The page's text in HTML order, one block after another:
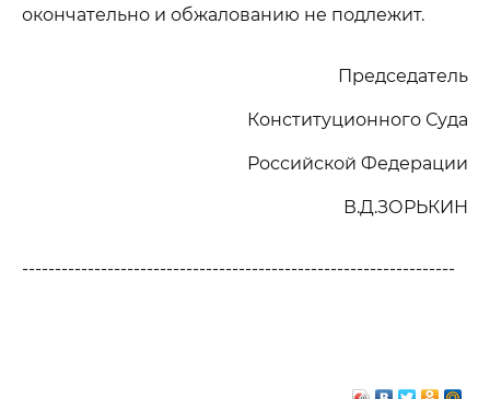
окончательно и обжалованию не подлежит.
Председатель
Конституционного Суда
Российской Федерации
В.Д.ЗОРЬКИН
------------------------------------------------------------------